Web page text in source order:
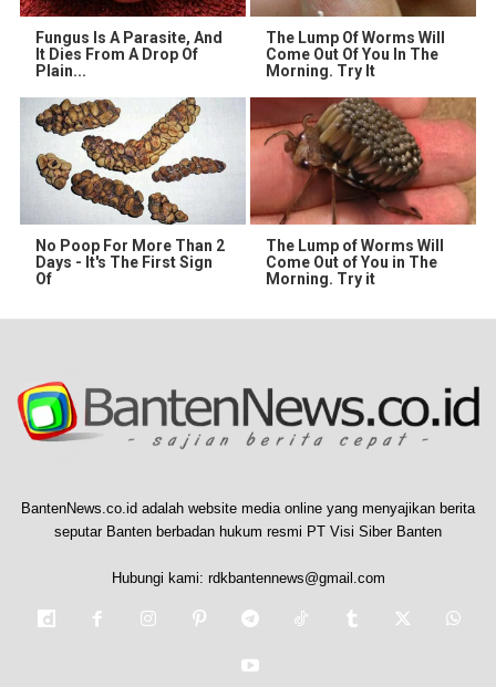
Fungus Is A Parasite, And
It Dies From A Drop Of
Plain...
The Lump Of Worms Will
Come Out Of You In The
Morning. Try It
No Poop For More Than 2
Days - It's The First Sign
Of
The Lump of Worms Will
Come Out of You in The
Morning. Try it
BantenNews.co.id adalah website media online yang menyajikan berita
seputar Banten berbadan hukum resmi PT Visi Siber Banten
Hubungi kami: rdkbantennews@gmail.com